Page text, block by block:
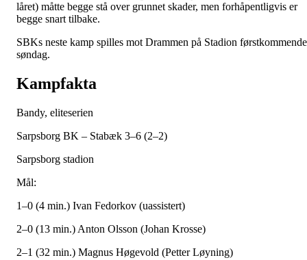
låret) måtte begge stå over grunnet skader, men forhåpentligvis er
begge snart tilbake.
SBKs neste kamp spilles mot Drammen på Stadion førstkommende
søndag.
Kampfakta
Bandy, eliteserien
Sarpsborg BK – Stabæk 3–6 (2–2)
Sarpsborg stadion
Mål:
1–0 (4 min.) Ivan Fedorkov (uassistert)
2–0 (13 min.) Anton Olsson (Johan Krosse)
2–1 (32 min.) Magnus Høgevold (Petter Løyning)